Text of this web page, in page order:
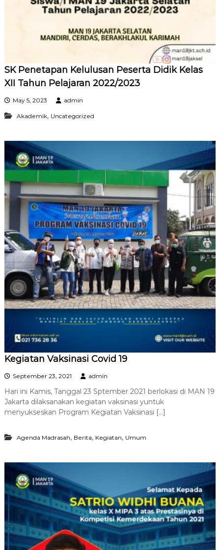
SK Penetapan Kelulusan Peserta Didik Kelas
XII Tahun Pelajaran 2022/2023
May 5, 2023 admin
Akademik, Uncategorized
Kegiatan Vaksinasi Covid 19
September 23, 2021 admin
Hari ini Kamis, Tanggal 23 Sptember 2021 berlokasi di MAN 19
Jakarta dilaksanakan kegiatan vaksinasi yuntuk
menyukseskan Program Kegiatan Vaksinasi […]
Agenda Madrasah, Berita, Kegiatan, Umum